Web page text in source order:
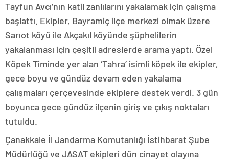
Tayfun Avcı’nın katil zanlılarını yakalamak için çalışma
başlattı. Ekipler, Bayramiç ilçe merkezi olmak üzere
Sarıot köyü ile Akçakıl köyünde şüphelilerin
yakalanması için çeşitli adreslerde arama yaptı. Özel
Köpek Timinde yer alan ‘Tahra’ isimli köpek ile ekipler,
gece boyu ve gündüz devam eden yakalama
çalışmaları çerçevesinde ekiplere destek verdi. 3 gün
boyunca gece gündüz ilçenin giriş ve çıkış noktaları
tutuldu.
Çanakkale İl Jandarma Komutanlığı İstihbarat Şube
Müdürlüğü ve JASAT ekipleri dün cinayet olayına